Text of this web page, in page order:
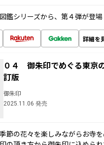
鑑シリーズから、第４弾が登場
詳細を
０４ 御朱印でめぐる東京
訂版
御朱印
2025.11.06 発売
節の花々を楽しみながらお寺